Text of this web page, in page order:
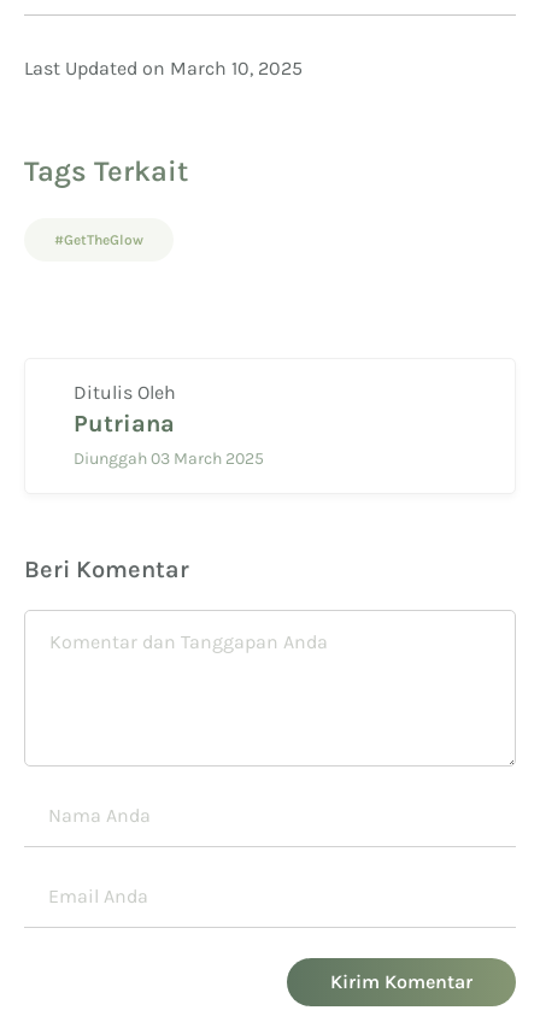
Last Updated on March 10, 2025
Tags Terkait
#GetTheGlow
Ditulis Oleh
Putriana
Diunggah 03 March 2025
Beri Komentar
Kirim Komentar